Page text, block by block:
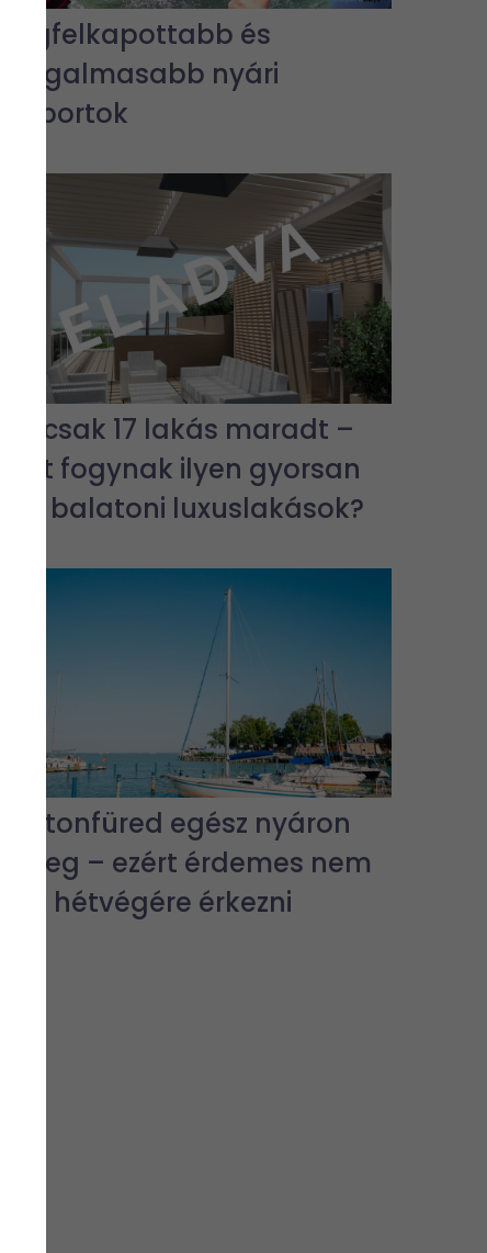
A legfelkapottabb és
legizgalmasabb nyári
vízisportok
Már csak 17 lakás maradt –
miért fogynak ilyen gyorsan
az új balatoni luxuslakások?
Balatonfüred egész nyáron
pezseg – ezért érdemes nem
csak hétvégére érkezni